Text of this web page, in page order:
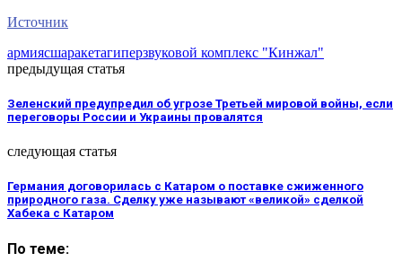
Источник
армиясшаракетагиперзвуковой комплекс "Кинжал"
предыдущая статья
Зеленский предупредил об угрозе Третьей мировой войны, если
переговоры России и Украины провалятся
следующая статья
Германия договорилась с Катаром о поставке сжиженного
природного газа. Сделку уже называют «великой» сделкой
Хабека с Катаром
По теме: